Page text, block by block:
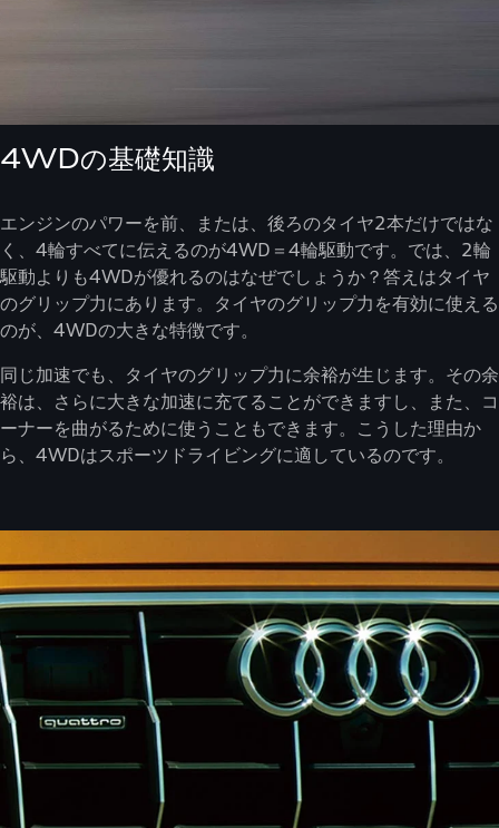
4WDの基礎知識
エンジンのパワーを前、または、後ろのタイヤ2本だけではな
く、4輪すべてに伝えるのが4WD＝4輪駆動です。では、2輪
駆動よりも4WDが優れるのはなぜでしょうか？答えはタイヤ
のグリップ力にあります。タイヤのグリップ力を有効に使える
のが、4WDの大きな特徴です。
同じ加速でも、タイヤのグリップ力に余裕が生じます。その余
裕は、さらに大きな加速に充てることができますし、また、コ
ーナーを曲がるために使うこともできます。こうした理由か
ら、4WDはスポーツドライビングに適しているのです。